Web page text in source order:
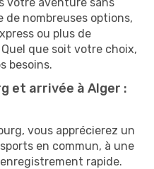
nombreuses options,
ou plus de
que soit votre choix,
besoins.
et arrivée à Alger :
vous apprécierez un
en commun, à une
rapide.